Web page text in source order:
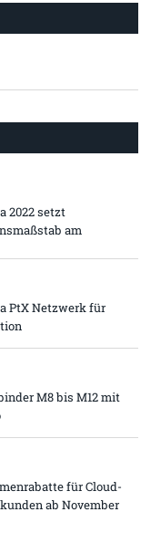
2022 setzt
am
PtX Netzwerk für
M8 bis M12 mit
für Cloud-
ab November